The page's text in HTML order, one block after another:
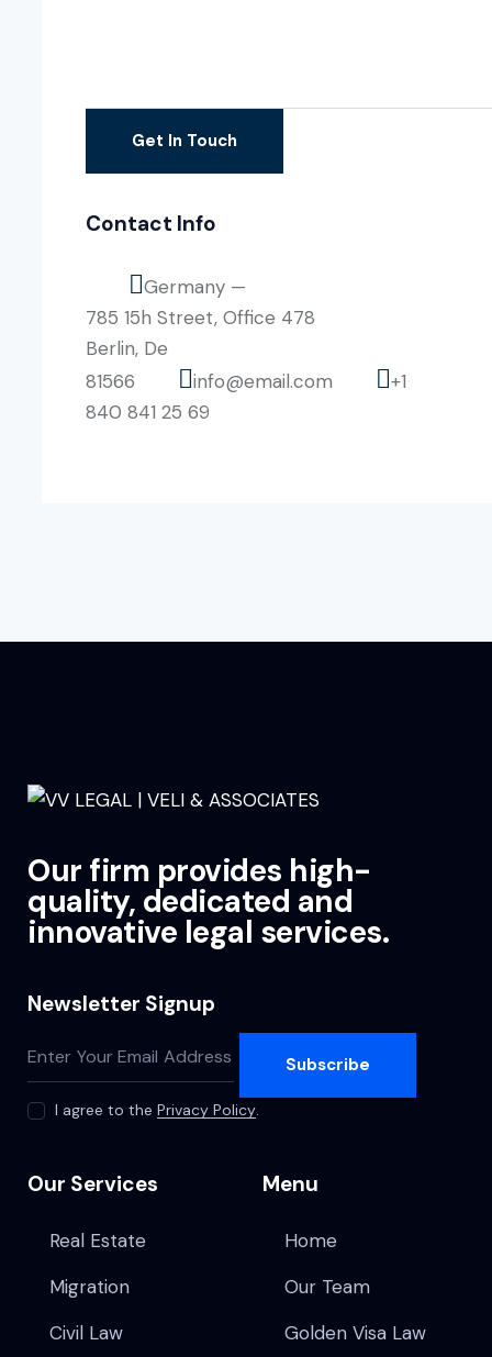
Contact Info
Germany —
785 15h Street, Office 478
Berlin, De
81566
info@email.com
+1
840 841 25 69
Our firm provides high-
quality, dedicated and
innovative legal services.
Newsletter Signup
Subscribe
I agree to thePrivacy Policy.
Our Services
Real Estate
Migration
Civil Law
Menu
Home
Our Team
Golden Visa Law